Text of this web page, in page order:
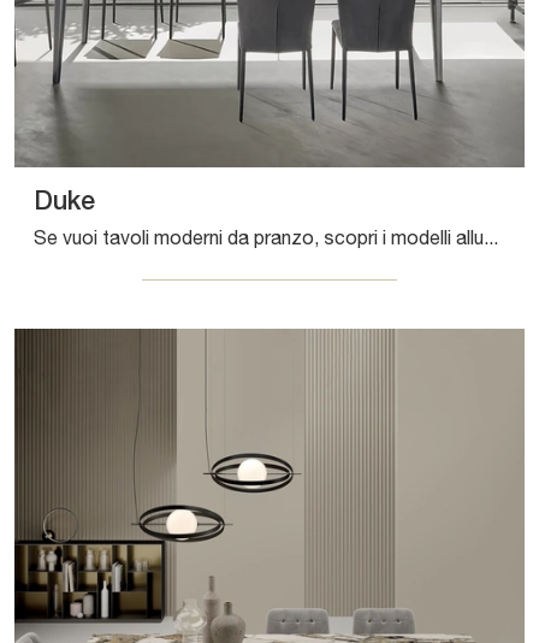
Duke
Se vuoi tavoli moderni da pranzo, scopri i modelli allungabili di Bontempi: clicca e scopri il modello Duke in gres.